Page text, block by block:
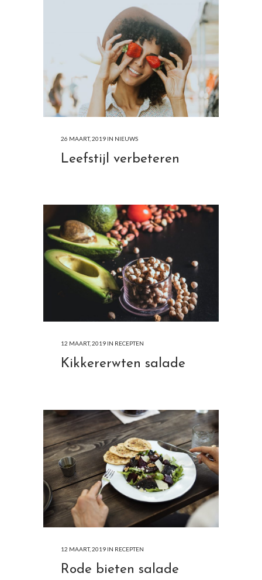
26 MAART, 2019 IN NIEUWS
Leefstijl verbeteren
12 MAART, 2019 IN RECEPTEN
Kikkererwten salade
12 MAART, 2019 IN RECEPTEN
Rode bieten salade